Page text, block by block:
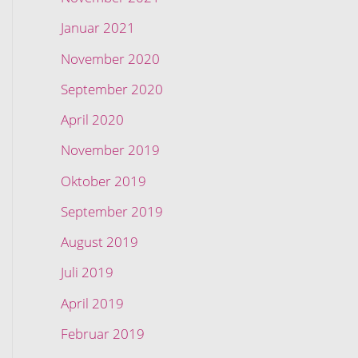
Januar 2021
November 2020
September 2020
April 2020
November 2019
Oktober 2019
September 2019
August 2019
Juli 2019
April 2019
Februar 2019